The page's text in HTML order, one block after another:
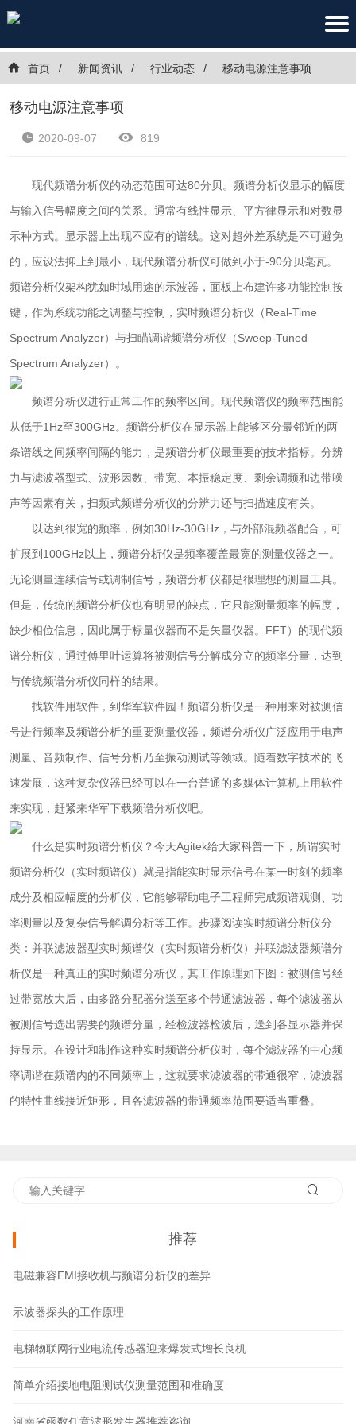
首页 新闻资讯 行业动态 移动电源注意事项
移动电源注意事项
2020-09-07 819
现代频谱分析仪的动态范围可达80分贝。频谱分析仪显示的幅度
与输入信号幅度之间的关系。通常有线性显示、平方律显示和对数显
示种方式。显示器上出现不应有的谱线。这对超外差系统是不可避免
的，应设法抑止到最小，现代频谱分析仪可做到小于-90分贝毫瓦。
频谱分析仪架构犹如时域用途的示波器，面板上布建许多功能控制按
键，作为系统功能之调整与控制，实时频谱分析仪（Real-Time
Spectrum Analyzer）与扫瞄调谐频谱分析仪（Sweep-Tuned
Spectrum Analyzer）。
频谱分析仪进行正常工作的频率区间。现代频谱仪的频率范围能
从低于1Hz至300GHz。频谱分析仪在显示器上能够区分最邻近的两
条谱线之间频率间隔的能力，是频谱分析仪最重要的技术指标。分辨
力与滤波器型式、波形因数、带宽、本振稳定度、剩余调频和边带噪
声等因素有关，扫频式频谱分析仪的分辨力还与扫描速度有关。
以达到很宽的频率，例如30Hz-30GHz，与外部混频器配合，可
扩展到100GHz以上，频谱分析仪是频率覆盖最宽的测量仪器之一。
无论测量连续信号或调制信号，频谱分析仪都是很理想的测量工具。
但是，传统的频谱分析仪也有明显的缺点，它只能测量频率的幅度，
缺少相位信息，因此属于标量仪器而不是矢量仪器。FFT）的现代频
谱分析仪，通过傅里叶运算将被测信号分解成分立的频率分量，达到
与传统频谱分析仪同样的结果。
找软件用软件，到华军软件园！频谱分析仪是一种用来对被测信
号进行频率及频谱分析的重要测量仪器，频谱分析仪广泛应用于电声
测量、音频制作、信号分析乃至振动测试等领域。随着数字技术的飞
速发展，这种复杂仪器已经可以在一台普通的多媒体计算机上用软件
来实现，赶紧来华军下载频谱分析仪吧。
什么是实时频谱分析仪？今天Agitek给大家科普一下，所谓实时
频谱分析仪（实时频谱仪）就是指能实时显示信号在某一时刻的频率
成分及相应幅度的分析仪，它能够帮助电子工程师完成频谱观测、功
率测量以及复杂信号解调分析等工作。步骤阅读实时频谱分析仪分
类：并联滤波器型实时频谱仪（实时频谱分析仪）并联滤波器频谱分
析仪是一种真正的实时频谱分析仪，其工作原理如下图：被测信号经
过带宽放大后，由多路分配器分送至多个带通滤波器，每个滤波器从
被测信号选出需要的频谱分量，经检波器检波后，送到各显示器并保
持显示。在设计和制作这种实时频谱分析仪时，每个滤波器的中心频
率调谐在频谱内的不同频率上，这就要求滤波器的带通很窄，滤波器
的特性曲线接近矩形，且各滤波器的带通频率范围要适当重叠。
推荐
电磁兼容EMI接收机与频谱分析仪的差异
示波器探头的工作原理
电梯物联网行业电流传感器迎来爆发式增长良机
简单介绍接地电阻测试仪测量范围和准确度